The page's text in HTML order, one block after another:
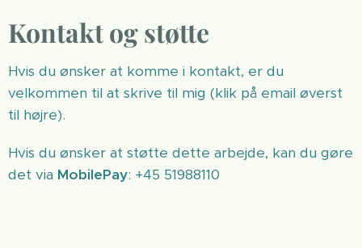
Kontakt og støtte
Hvis du ønsker at komme i kontakt, er du
velkommen til at skrive til mig (klik på email øverst
til højre).
Hvis du ønsker at støtte dette arbejde, kan du gøre
det via MobilePay: +45 51988110